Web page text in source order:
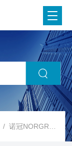
/诺冠NORGREN压力开关